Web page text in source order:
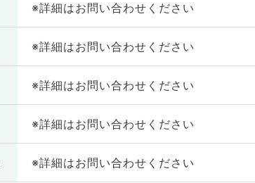
※詳細はお問い合わせください
※詳細はお問い合わせください
※詳細はお問い合わせください
※詳細はお問い合わせください
※詳細はお問い合わせください